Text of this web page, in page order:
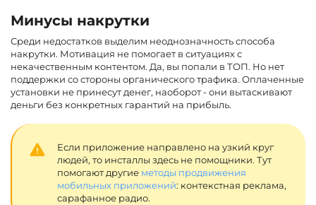
Минусы накрутки
Среди недостатков выделим неоднозначность способа
накрутки. Мотивация не помогает в ситуациях с
некачественным контентом. Да, вы попали в ТОП. Но нет
поддержки со стороны органического трафика. Оплаченные
установки не принесут денег, наоборот - они вытаскивают
деньги без конкретных гарантий на прибыль.
Если приложение направлено на узкий круг
людей, то инсталлы здесь не помощники. Тут
помогают другие методы продвижения
мобильных приложений: контекстная реклама,
сарафанное радио.